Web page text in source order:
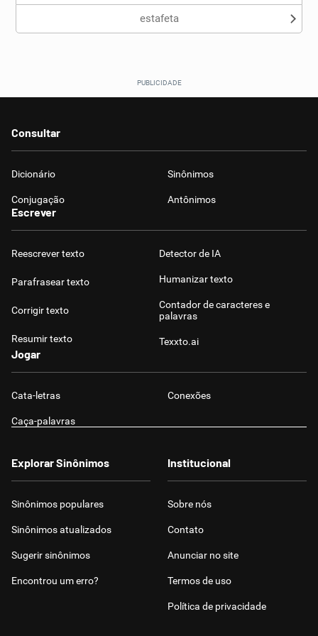
estafeta
Consultar
Dicionário Sinônimos
Conjugação Antônimos
Escrever
Reescrever texto
Parafrasear texto
Corrigir texto
Resumir texto
Detector de IA
Humanizar texto
Contador de caracteres e
palavras
Texxto.ai
Jogar
Cata-letras Conexões
Caça-palavras
Explorar Sinônimos
Sinônimos populares
Sinônimos atualizados
Sugerir sinônimos
Encontrou um erro?
Institucional
Sobre nós
Contato
Anunciar no site
Termos de uso
Política de privacidade